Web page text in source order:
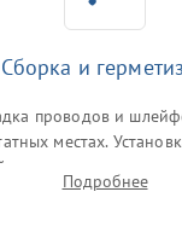
и
проводов и
местах.
равномерности
герметика или
Подробнее